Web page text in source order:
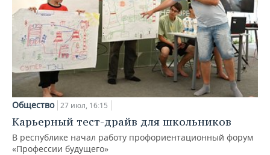
Общество 27 июл, 16:15
Карьерный тест-драйв для школьников
В республике начал работу профориентационный форум
«Профессии будущего»